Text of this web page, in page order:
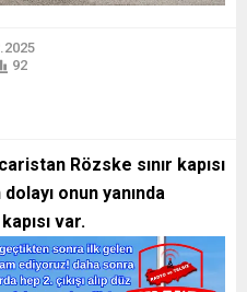
92
Rözske sınır kapısı
onun yanında
var.